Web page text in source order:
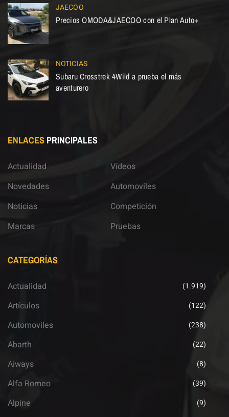
JAECOO
Precios OMODA&JAECOO con el Plan Auto+
NOTICIAS
Subaru Crosstrek 4Wild a prueba el más
aventurero
ENLACES PRINCIPALES
Actualidad
Novedades
Noticias
Marcas
Vídeos
Automoviles
Competición
Pruebas
CATEGORÍAS
Actualidad (1.919)
Artículos (122)
Automoviles (238)
Abarth (22)
Aiways (8)
Alfa Romeo (39)
Alpine (9)